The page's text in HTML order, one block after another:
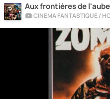
Aux frontières de l'aube
CINÉMA FANTASTIQUE /